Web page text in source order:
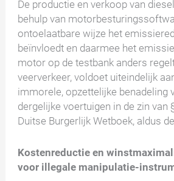
De productie en verkoop van
behulp van
ontoelaatbare wijze het
beïnvloedt en daarmee het
motor op de testbank anders
veerverkeer, voldoet uiteindelijk
immorele, opzettelijke benadeling
dergelijke voertuigen in de zin van
Duitse Burgerlijk Wetboek, aldus
Kostenreductie en
voor illegale manipulatie-